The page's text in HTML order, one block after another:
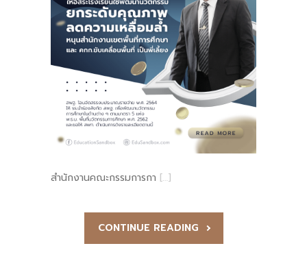
สำนักงานคณะกรรมการกา […]
CONTINUE READING